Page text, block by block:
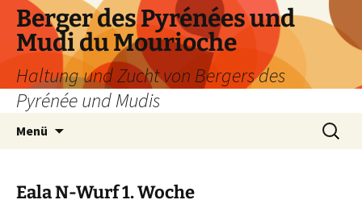
Zum
Inhalt
springen
Berger des Pyrénées und
Mudi du Mourioche
Haltung und Zucht von Bergers des
Pyrénée und Mudis
Menü
Suchen
nach:
Eala N-Wurf 1. Woche